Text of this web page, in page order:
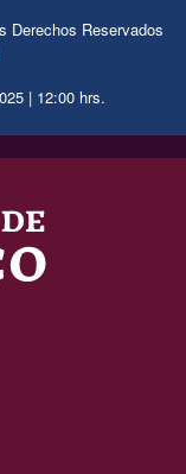
Derechos Reservados
| 12:00 hrs.